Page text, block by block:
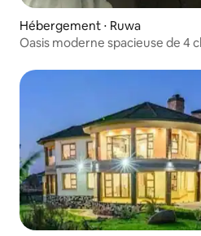
Hébergement ⋅ Ruwa
Oasis moderne spacieuse de 4